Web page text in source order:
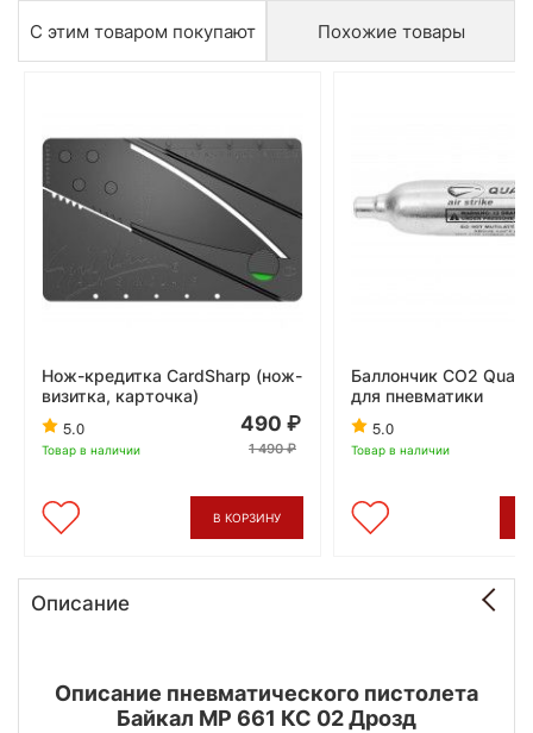
С этим товаром покупают Похожие товары
Нож-кредитка CardSharp (нож-
визитка, карточка)
5.0
Товар в наличии
490
1 490
В КОРЗИНУ
Баллончик CO2
для пневматики
5.0
Товар в наличии
Описание
Описание пневматического пистолета
Байкал МР 661 КС 02 Дрозд